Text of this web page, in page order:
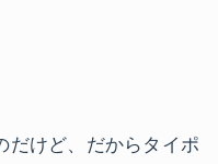
だけど、だからタイポ